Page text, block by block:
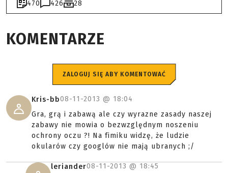
470 426 28
KOMENTARZE
ZALOGUJ SIĘ ABY KOMENTOWAĆ
Kris-bb08-11-2013 @ 18:04
Gra, grą i zabawą ale czy wyrazne zasady naszej
zabawy nie mowia o bezwzględnym noszeniu
ochrony oczu ?! Na fimiku widzę, że ludzie
okularów czy googlów nie mają ubranych ;/
leriander08-11-2013 @ 18:45